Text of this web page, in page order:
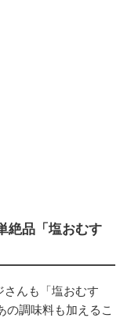
絶品「塩おむす
さんも「塩おむす
の調味料も加えるこ